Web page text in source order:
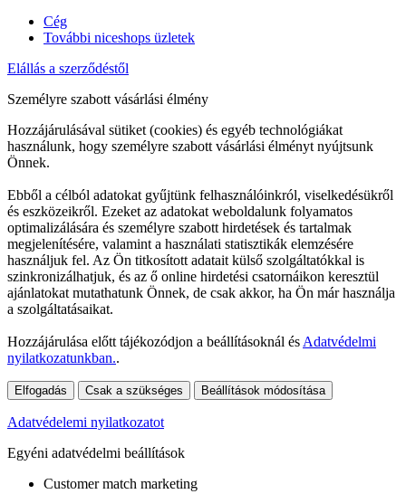
Cég
További niceshops üzletek
Elállás a szerződéstől
Személyre szabott vásárlási élmény
Hozzájárulásával sütiket (cookies) és egyéb technológiákat
használunk, hogy személyre szabott vásárlási élményt nyújtsunk
Önnek.
Ebből a célból adatokat gyűjtünk felhasználóinkról, viselkedésükről
és eszközeikről. Ezeket az adatokat weboldalunk folyamatos
optimalizálására és személyre szabott hirdetések és tartalmak
megjelenítésére, valamint a használati statisztikák elemzésére
használjuk fel. Az Ön titkosított adatait külső szolgáltatókkal is
szinkronizálhatjuk, és az ő online hirdetési csatornáikon keresztül
ajánlatokat mutathatunk Önnek, de csak akkor, ha Ön már használja
a szolgáltatásaikat.
Hozzájárulása előtt tájékozódjon a beállításoknál és Adatvédelmi
nyilatkozatunkban..
Elfogadás Csak a szükséges Beállítások módosítása
Adatvédelemi nyilatkozatot
Egyéni adatvédelmi beállítások
Customer match marketing